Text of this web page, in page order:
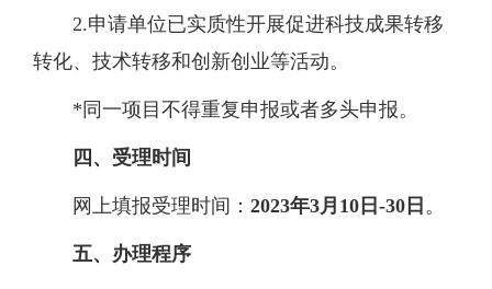
2.申请单位已实质性开展促进科技成果转移
转化、技术转移和创新创业等活动。
* 同一项目不得重复申报或者多头申报。
四、 受理时间
网上填报受理时间： 2023年3月 10 日 -30 日 。
五、 办理程序